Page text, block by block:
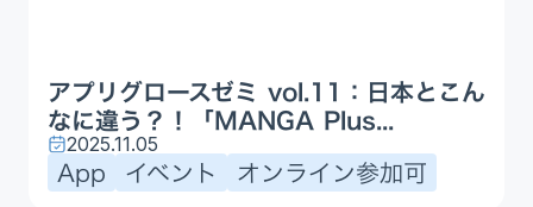
アプリグロースゼミ vol.11：日本とこん
なに違う？！「MANGA Plus...
2025.11.05
App イベント オンライン参加可